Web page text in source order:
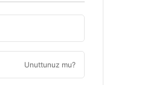
Unuttunuz mu?